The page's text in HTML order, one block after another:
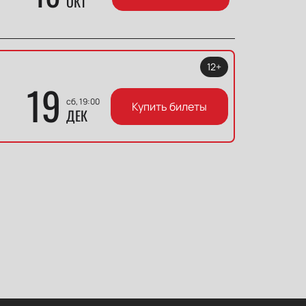
19 сб, 19:00
ДЕК
12+
Купить билеты